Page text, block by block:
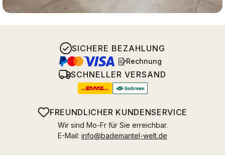
SICHERE BEZAHLUNG
Rechnung
SCHNELLER VERSAND
FREUNDLICHER KUNDENSERVICE
Wir sind Mo-Fr für Sie erreichbar.
E-Mail: info@bademantel-welt.de